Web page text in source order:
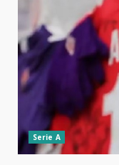
Serie A